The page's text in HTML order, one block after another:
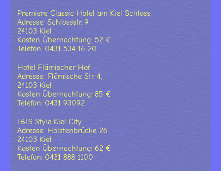
Premiere Classic Hotel am Kiel Schloss
Adresse: Schlossstr. 9
24103 Kiel
Kosten Übernachtung: 52 €
Telefon: 0431 534 16 20
Hotel Flämischer Hof
Adresse: Flämische Str. 4,
24103 Kiel
Kosten Übernachtung: 85 €
Telefon: 0431 93092
IBIS Style Kiel City
Adresse: Holstenbrücke 26
24103 Kiel
Kosten Übernachtung: 62 €
Telefon: 0431 888 1100